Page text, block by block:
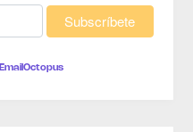
EmailOctopus